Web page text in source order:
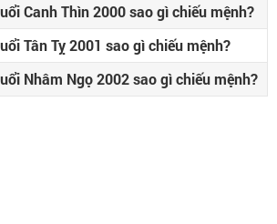
Canh Thìn 2000 sao gì chiếu mệnh?
Tân Tỵ 2001 sao gì chiếu mệnh?
Nhâm Ngọ 2002 sao gì chiếu mệnh?